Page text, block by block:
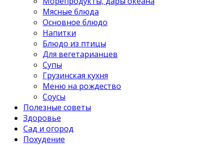
Мясные блюда
Основное блюдо
Напитки
Блюдо из птицы
Для вегетарианцев
Супы
Грузинская кухня
Меню на рождество
Соусы
Полезные советы
Здоровье
Сад и огород
Похудение